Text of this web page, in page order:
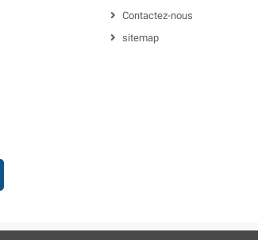
Contactez-nous
sitemap